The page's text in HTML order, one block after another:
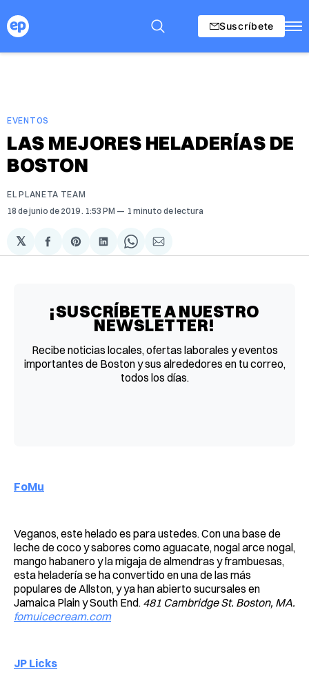
Suscríbete
EVENTOS
LAS MEJORES HELADERÍAS DE
BOSTON
EL PLANETA TEAM
18 de junio de 2019 . 1:53 PM 1 minuto de lectura
𝕏
Compartir
en
Share
on
Compartir
en
Share
on
Compartir
via
¡SUSCRÍBETE A NUESTRO
NEWSLETTER!
Recibe noticias locales, ofertas laborales y eventos
importantes de Boston y sus alrededores en tu correo,
todos los días.
FoMu
Veganos, este helado es para ustedes. Con una base de
leche de coco y sabores como aguacate, nogal arce nogal,
mango habanero y la migaja de almendras y frambuesas,
esta heladería se ha convertido en una de las más
populares de Allston, y ya han abierto sucursales en
Jamaica Plain y South End. 481 Cambridge St. Boston, MA.
fomuicecream.com
JP Licks